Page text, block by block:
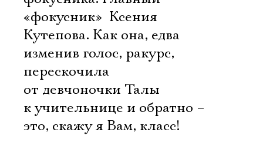
«фокусник»  Ксения
Кутепова. Как она, едва
изменив голос, ракурс,
перескочила
от девчоночки Талы
к учительнице и обратно –
это, скажу я Вам, класс!